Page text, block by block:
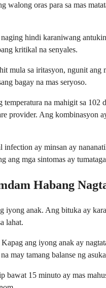
walong oras para sa mas
hindi karaniwang
kritikal na senyales.
mula sa iritasyon, ngunit
bagay na mas seryoso.
na mahigit sa 102
provider. Ang kombinasyon
ay minsan ay
ang mga sintomas ay
Habang
anak. Ang bituka ay
lahat.
ang iyong anak ay
may tamang balanse ng
15 minuto ay mas